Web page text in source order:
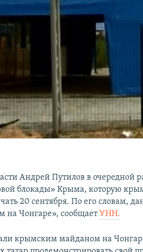
Андрей Путилов в очередной
блокады» Крыма, которую
20 сентября. По его словам,
на Чонгаре», сообщаетУНН.
крымским майданом на